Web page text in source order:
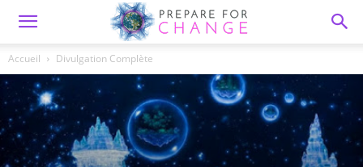
Accueil Divulgation Complète